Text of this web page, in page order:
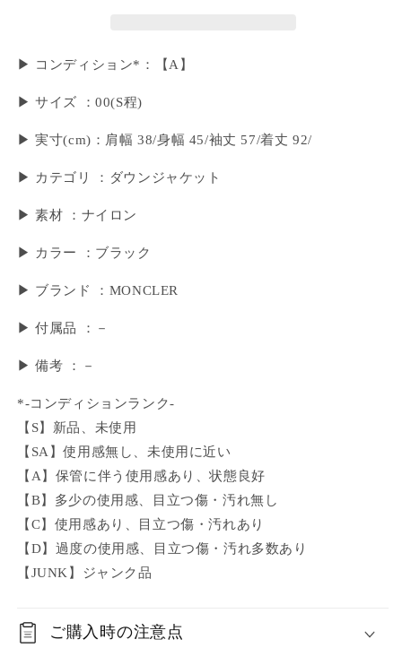
▶ コンディション*：【A】
▶ サイズ ：00(S程)
▶︎ 実寸(cm)：肩幅 38/身幅 45/袖丈 57/着丈 92/
▶ カテゴリ ：ダウンジャケット
▶ 素材 ：ナイロン
▶ カラー ：ブラック
▶ ブランド ：MONCLER
▶ 付属品 ：－
▶︎ 備考 ：－
*-コンディションランク-
【S】新品、未使用
【SA】使用感無し、未使用に近い
【A】保管に伴う使用感あり、状態良好
【B】多少の使用感、目立つ傷・汚れ無し
【C】使用感あり、目立つ傷・汚れあり
【D】過度の使用感、目立つ傷・汚れ多数あり
【JUNK】ジャンク品
ご購入時の注意点